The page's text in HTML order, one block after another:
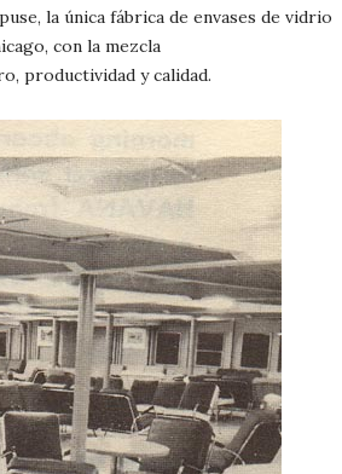
la única fábrica de envases de vidrio
con la mezcla
productividad y calidad.